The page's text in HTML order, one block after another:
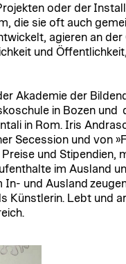
oder der
die sie oft auch
agieren an der
und
Akademie der
in Bozen und
in Rom. Iris
Secession und von
und Stipendien,
im Ausland
In- und Ausland
Künstlerin. Lebt und